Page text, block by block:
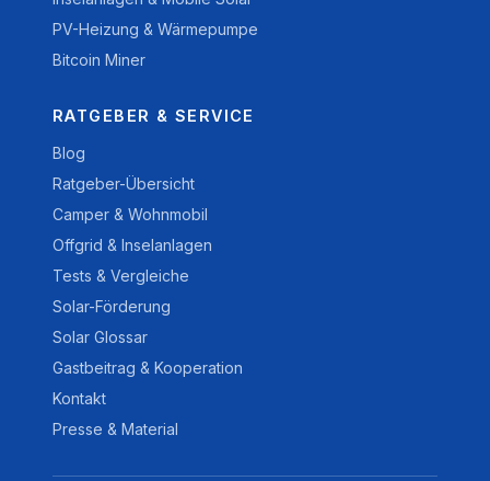
PV-Heizung & Wärmepumpe
Bitcoin Miner
RATGEBER & SERVICE
Blog
Ratgeber-Übersicht
Camper & Wohnmobil
Offgrid & Inselanlagen
Tests & Vergleiche
Solar-Förderung
Solar Glossar
Gastbeitrag & Kooperation
Kontakt
Presse & Material